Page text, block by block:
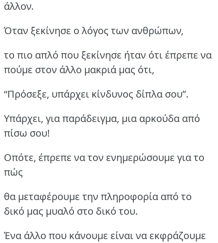
άλλον.
Όταν ξεκίνησε ο λόγος των ανθρώπων,
το πιο απλό που ξεκίνησε ήταν ότι έπρεπε να
πούμε στον άλλο μακριά μας ότι,
“Πρόσεξε, υπάρχει κίνδυνος δίπλα σου”.
Υπάρχει, για παράδειγμα, μια αρκούδα από
πίσω σου!
Οπότε, έπρεπε να τον ενημερώσουμε για το
πώς
θα μεταφέρουμε την πληροφορία από το
δικό μας μυαλό στο δικό του.
Ένα άλλο που κάνουμε είναι να εκφράζουμε